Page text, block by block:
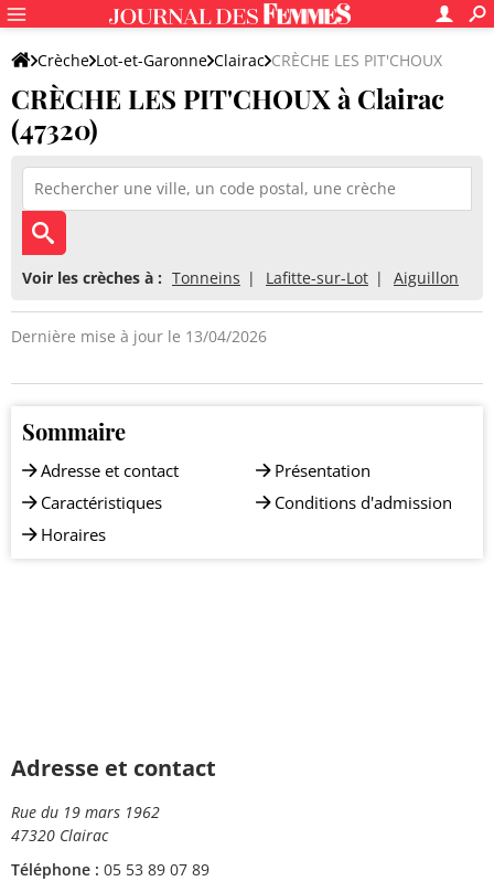
Crèche Lot-et-Garonne Clairac CRÈCHE LES PIT'CHOUX
CRÈCHE LES PIT'CHOUX à Clairac
(47320)
Voir les crèches à : Tonneins Lafitte-sur-Lot Aiguillon
Dernière mise à jour le 13/04/2026
Sommaire
Adresse et contact
Caractéristiques
Horaires
Présentation
Conditions d'admission
Adresse et contact
Rue du 19 mars 1962
47320 Clairac
Téléphone : 05 53 89 07 89